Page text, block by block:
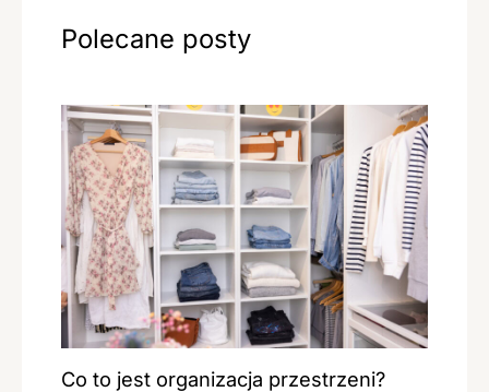
Polecane posty
Co to jest organizacja przestrzeni?